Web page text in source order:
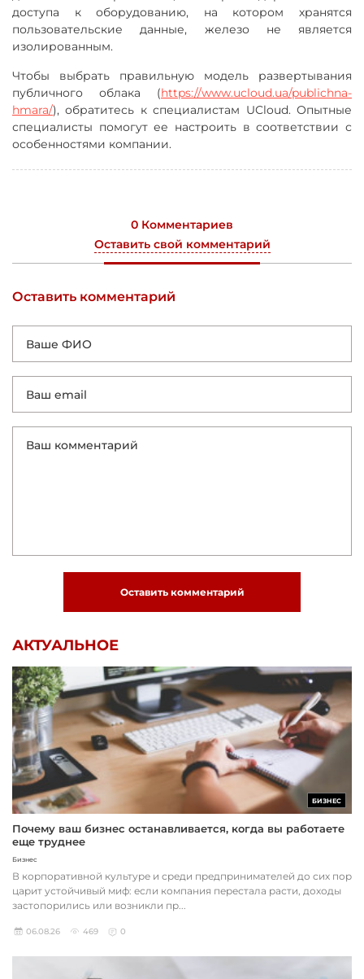
доступа к оборудованию, на котором хранятся
пользовательские данные, железо не является
изолированным.
Чтобы выбрать правильную модель развертывания
публичного облака (https://www.ucloud.ua/publichna-
hmara/), обратитесь к специалистам UCloud. Опытные
специалисты помогут ее настроить в соответствии с
особенностями компании.
0 Комментариев
Оставить свой комментарий
Оставить комментарий
Оставить комментарий
АКТУАЛЬНОЕ
БИЗНЕС
Почему ваш бизнес останавливается, когда вы работаете
еще труднее
Бизнес
В корпоративной культуре и среди предпринимателей до сих пор
царит устойчивый миф: если компания перестала расти, доходы
застопорились или возникли пр...
06.08.26 469 0